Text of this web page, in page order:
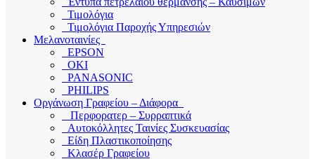
Τιμολόγια
Τιμολόγια Παροχής Υπηρεσιών
Μελανοταινίες
EPSON
OKI
PANASONIC
PHILIPS
Οργάνωση Γραφείου – Διάφορα
Περφορατερ – Συρραπτικά
Αυτοκόλλητες Ταινίες Συσκευασίας
Είδη Πλαστικοποίησης
Κλασέρ Γραφείου